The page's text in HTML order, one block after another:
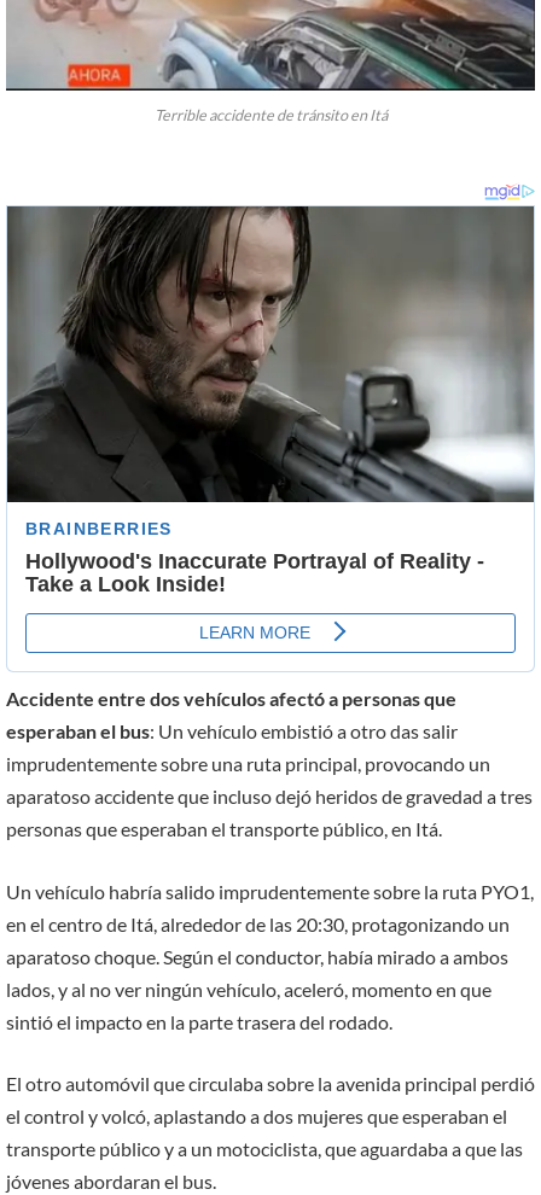
Terrible accidente de tránsito en Itá
Accidente entre dos vehículos afectó a personas que
esperaban el bus: Un vehículo embistió a otro das salir
imprudentemente sobre una ruta principal, provocando un
aparatoso accidente que incluso dejó heridos de gravedad a tres
personas que esperaban el transporte público, en Itá.
Un vehículo habría salido imprudentemente sobre la ruta PYO1,
en el centro de Itá, alrededor de las 20:30, protagonizando un
aparatoso choque. Según el conductor, había mirado a ambos
lados, y al no ver ningún vehículo, aceleró, momento en que
sintió el impacto en la parte trasera del rodado.
El otro automóvil que circulaba sobre la avenida principal perdió
el control y volcó, aplastando a dos mujeres que esperaban el
transporte público y a un motociclista, que aguardaba a que las
jóvenes abordaran el bus.